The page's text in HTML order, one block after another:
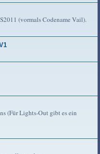
(vormals Codename Vail).
(Für Lights-Out gibt es ein